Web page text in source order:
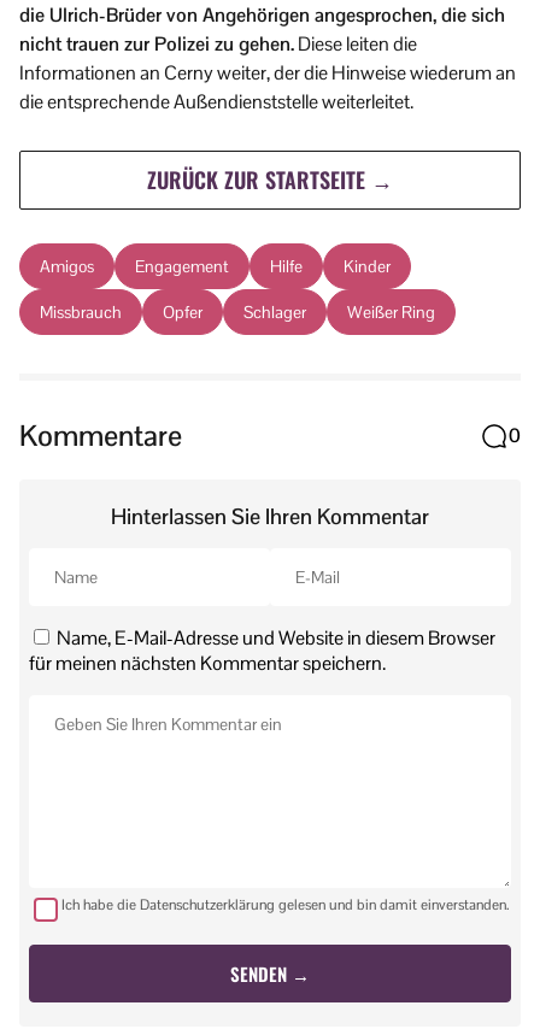
die Ulrich-Brüder von Angehörigen angesprochen, die sich
nicht trauen zur Polizei zu gehen.Diese leiten die
Informationen an Cerny weiter, der die Hinweise wiederum an
die entsprechende Außendienststelle weiterleitet.
ZURÜCK ZUR STARTSEITE →
Amigos Engagement Hilfe Kinder
Missbrauch Opfer Schlager Weißer Ring
Kommentare 0
Hinterlassen Sie Ihren Kommentar
Name, E-Mail-Adresse und Website in diesem Browser
für meinen nächsten Kommentar speichern.
Ich habe die Datenschutzerklärung gelesen und bin damit einverstanden.